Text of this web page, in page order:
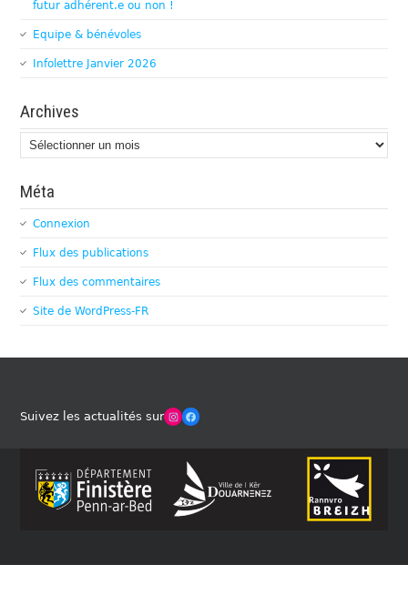
futur adhérent.e ou non !
Equipe & bénévoles
Infolettre Janvier 2026
Archives
Archives
Méta
Connexion
Flux des publications
Flux des commentaires
Site de WordPress-FR
Suivez les actualités surWinches Club OfficielFacebook